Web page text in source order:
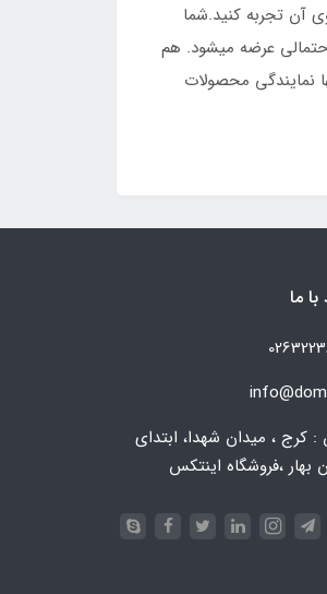
آن تجربه کنید.شما
عرضه میشود. هم
نمایند.شرکت اینتکس کرج تنها نمایندگی محصولات
با ما
کرج ، میدان شهدا، ابتدای
بهار ،فروشگاه اینتکس